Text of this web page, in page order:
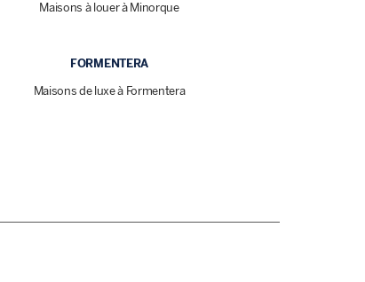
Maisons à louer à Minorque
FORMENTERA
Maisons de luxe à Formentera